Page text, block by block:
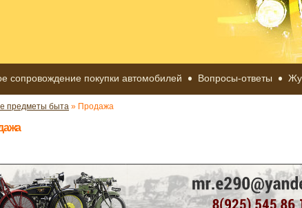
сопровождение покупки автомобилей Вопросы-ответы
предметы быта » Продажа